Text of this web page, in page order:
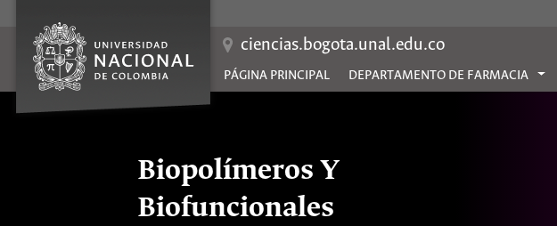
contenido
ciencias.bogota.unal.edu.co
PÁGINA PRINCIPAL DEPARTAMENTO DE FARMACIA
Biopolímeros Y
Biofuncionales